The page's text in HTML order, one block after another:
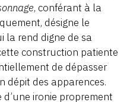
, conférant à la
désigne le
la rend digne de sa
construction patiente
de dépasser
dépit des apparences.
d’une ironie proprement